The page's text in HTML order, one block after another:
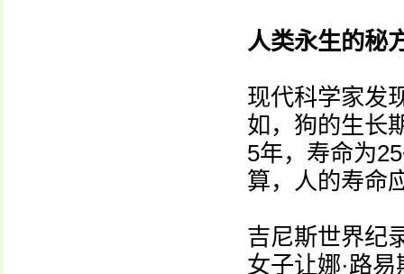
人类永生的秘
现代科学家发
如，狗的生长
5年，寿命为
算，人的寿命
吉尼斯世界纪
女子让娜·路